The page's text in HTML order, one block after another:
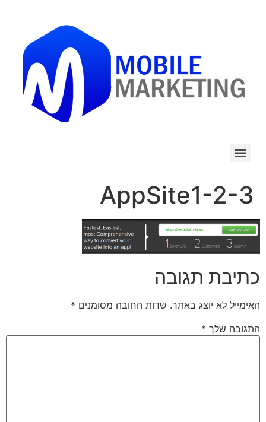
AppSite1-2-3
כתיבת תגובה
האימייל לא יוצג באתר. שדות החובה מסומנים *
התגובה שלך *